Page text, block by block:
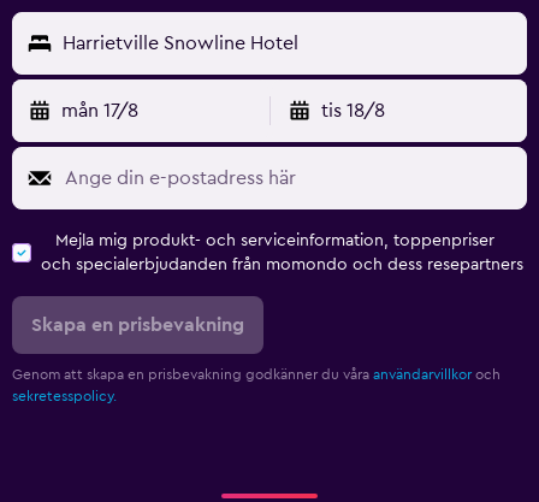
Harrietville Snowline Hotel
mån 17/8 tis 18/8
Mejla mig produkt- och serviceinformation, toppenpriser
och specialerbjudanden från momondo och dess resepartners
Skapa en prisbevakning
Genom att skapa en prisbevakning godkänner du våra användarvillkor och
sekretesspolicy.